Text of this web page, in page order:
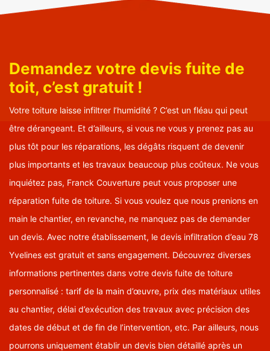
Demandez votre devis fuite de
toit, c’est gratuit !
Votre toiture laisse infiltrer l’humidité ? C’est un fléau qui peut
être dérangeant. Et d’ailleurs, si vous ne vous y prenez pas au
plus tôt pour les réparations, les dégâts risquent de devenir
plus importants et les travaux beaucoup plus coûteux. Ne vous
inquiétez pas, Franck Couverture peut vous proposer une
réparation fuite de toiture. Si vous voulez que nous prenions en
main le chantier, en revanche, ne manquez pas de demander
un devis. Avec notre établissement, le devis infiltration d’eau 78
Yvelines est gratuit et sans engagement. Découvrez diverses
informations pertinentes dans votre devis fuite de toiture
personnalisé : tarif de la main d’œuvre, prix des matériaux utiles
au chantier, délai d’exécution des travaux avec précision des
dates de début et de fin de l’intervention, etc. Par ailleurs, nous
pourrons uniquement établir un devis bien détaillé après un